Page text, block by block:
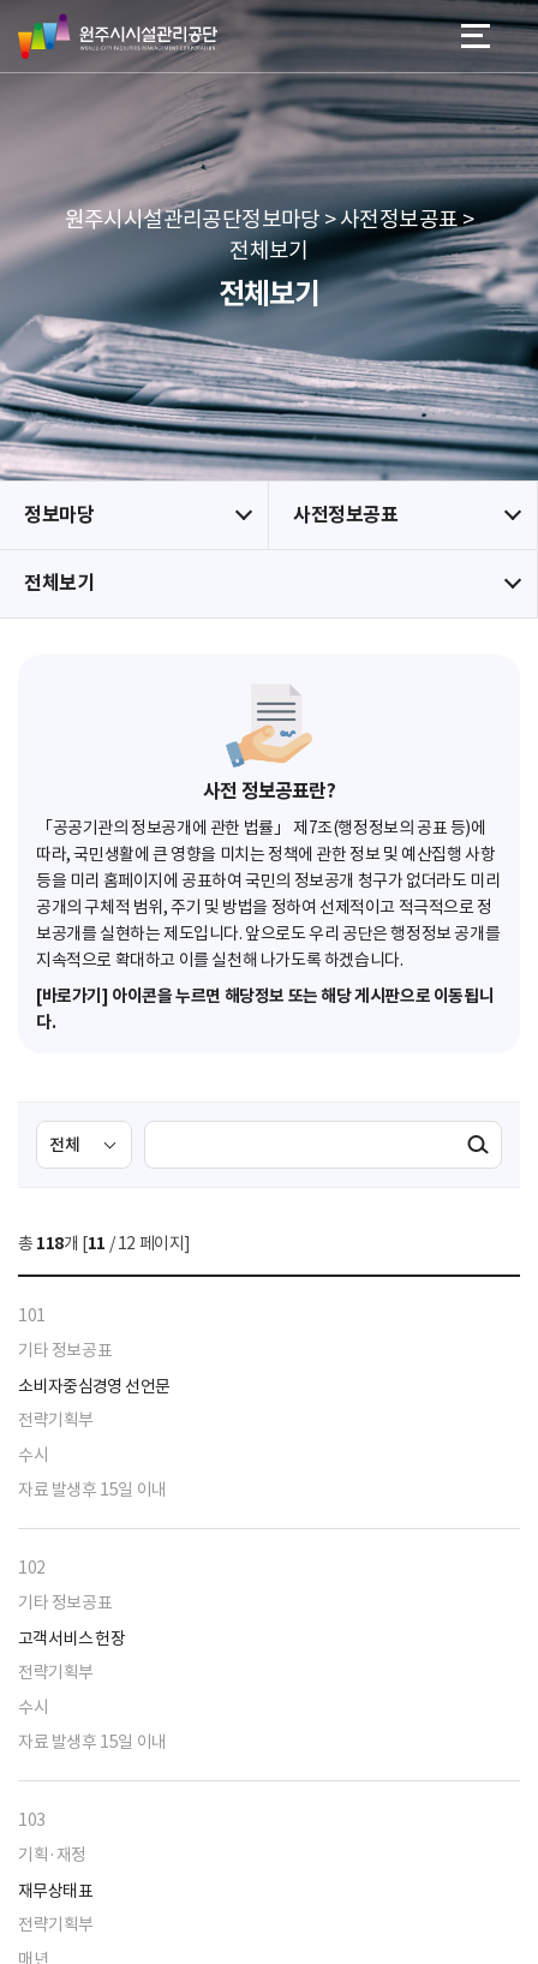
네
본문 바로가기
메뉴 바로가기
원
주
시
리
공
단
원주시시설관리공단정보마당 > 사전정보공표 >
전체보기
전체보기
정보마당 사전정보공표
전체보기
사전 정보공표란?
「공공기관의 정보공개에 관한 법률」 제7조(행정정보의 공표 등)에
따라, 국민생활에 큰 영향을 미치는 정책에 관한 정보 및 예산집행 사항
등을 미리 홈페이지에 공표하여 국민의 정보공개 청구가 없더라도 미리
공개의 구체적 범위, 주기 및 방법을 정하여 선제적이고 적극적으로 정
보공개를 실현하는 제도입니다. 앞으로도 우리 공단은 행정정보 공개를
지속적으로 확대하고 이를 실천해 나가도록 하겠습니다.
[바로가기] 아이콘을 누르면 해당정보 또는 해당 게시판으로 이동됩니
다.
검
색
선
택
색
검색실행
총 118개 [11 / 12 페이지]
101
기타 정보공표
소비자중심경영 선언문
전략기획부
수시
자료 발생후 15일 이내
102
기타 정보공표
고객서비스 헌장
전략기획부
수시
자료 발생후 15일 이내
103
기획·재정
재무상태표
전략기획부
매년